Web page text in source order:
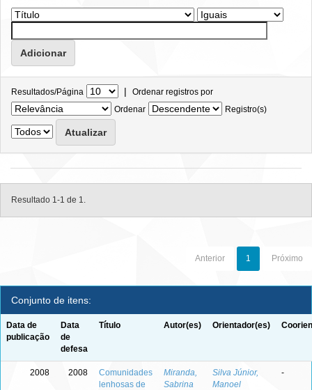
Resultados/Página | Ordenar registros por
Ordenar
Registro(s)
Resultado 1-1 de 1.
Anterior 1 Próximo
Conjunto de itens:
Data de
publicação
Data
de
defesa
Título Autor(es) Orientador(es)
2008 2008
Comunidades
lenhosas de
Miranda,
Sabrina
Silva Júnior,
Manoel
-